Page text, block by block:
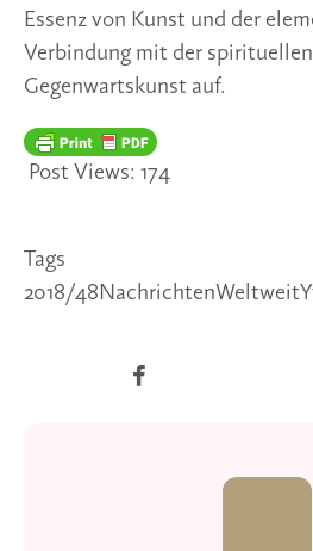
Essenz von Kunst und der
Verbindung mit der
Gegenwartskunst auf.
Post Views: 174
Tags
2018/48 NachrichtenWeltweit